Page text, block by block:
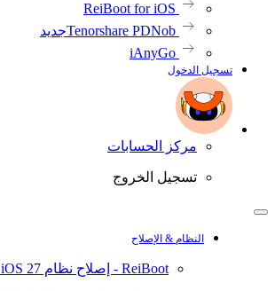
ReiBoot for iOS
Tenorshare PDNobجديد
iAnyGo
تسجيل الدخول
مركز الحسابات
تسجيل الخروج
النظام & الإصلاح
ReiBoot - إصلاح نظام iOS iOS 27